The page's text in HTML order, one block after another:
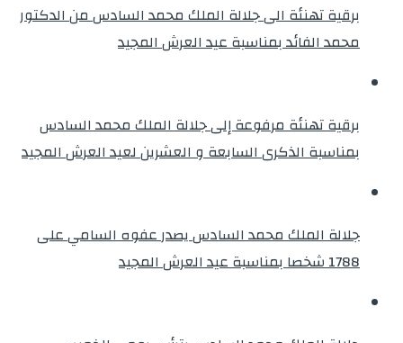
برقية تهنئة الى جلالة الملك محمد السادس من الدكتور
محمد الفائد بمناسبة عيد العرش المجيد
برقية تهنئة مرفوعة إلى جلالة الملك محمد السادس
بمناسبة الذكرى السابعة و العشرين لعيد العرش المجيد
جلالة الملك محمد السادس يصدر عفوه السامي على
1788 شخصا بمناسبة عيد العرش المجيد